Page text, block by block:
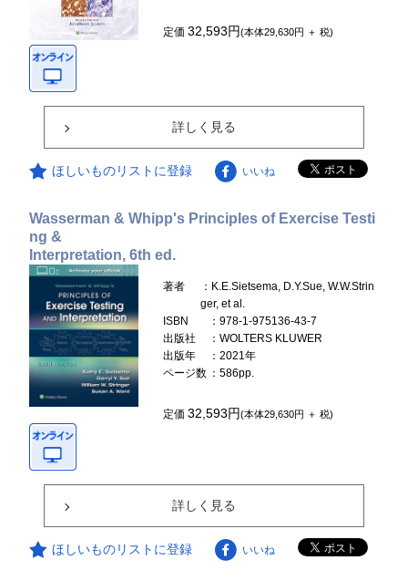
定価32,593円(本体29,630円 ＋ 税)
詳しく見る
ほしいものリストに登録 いいね
Wasserman & Whipp's Principles of Exercise Testi
ng &
Interpretation, 6th ed.
著者
：K.E.Sietsema, D.Y.Sue, W.W.Strin
ger, et al.
ISBN
：978-1-975136-43-7
出版社
：WOLTERS KLUWER
出版年
：2021年
ページ数 ：586pp.
定価32,593円(本体29,630円 ＋ 税)
詳しく見る
ほしいものリストに登録 いいね